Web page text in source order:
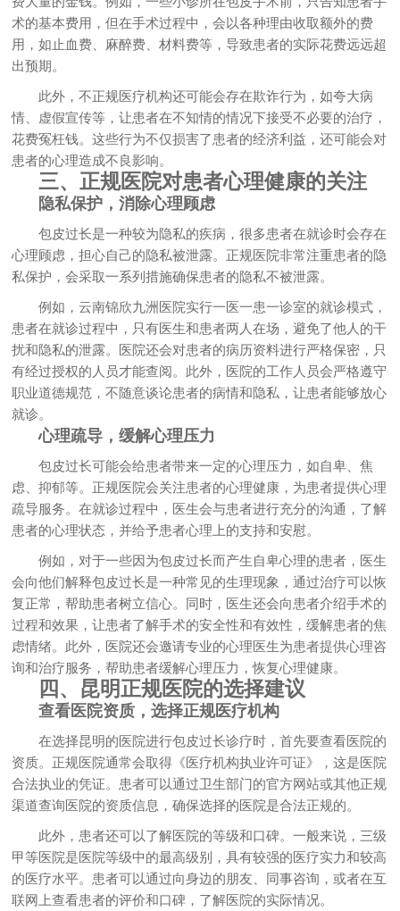
术的基本费用，但在手术过程中，会以各种理由收取额外的费
用，如止血费、麻醉费、材料费等，导致患者的实际花费远远超
出预期。
此外，不正规医疗机构还可能会存在欺诈行为，如夸大病
情、虚假宣传等，让患者在不知情的情况下接受不必要的治疗，
花费冤枉钱。这些行为不仅损害了患者的经济利益，还可能会对
患者的心理造成不良影响。
三、正规医院对患者心理健康的关注
隐私保护，消除心理顾虑
包皮过长是一种较为隐私的疾病，很多患者在就诊时会存在
心理顾虑，担心自己的隐私被泄露。正规医院非常注重患者的隐
私保护，会采取一系列措施确保患者的隐私不被泄露。
例如，云南锦欣九洲医院实行一医一患一诊室的就诊模式，
患者在就诊过程中，只有医生和患者两人在场，避免了他人的干
扰和隐私的泄露。医院还会对患者的病历资料进行严格保密，只
有经过授权的人员才能查阅。此外，医院的工作人员会严格遵守
职业道德规范，不随意谈论患者的病情和隐私，让患者能够放心
就诊。
心理疏导，缓解心理压力
包皮过长可能会给患者带来一定的心理压力，如自卑、焦
虑、抑郁等。正规医院会关注患者的心理健康，为患者提供心理
疏导服务。在就诊过程中，医生会与患者进行充分的沟通，了解
患者的心理状态，并给予患者心理上的支持和安慰。
例如，对于一些因为包皮过长而产生自卑心理的患者，医生
会向他们解释包皮过长是一种常见的生理现象，通过治疗可以恢
复正常，帮助患者树立信心。同时，医生还会向患者介绍手术的
过程和效果，让患者了解手术的安全性和有效性，缓解患者的焦
虑情绪。此外，医院还会邀请专业的心理医生为患者提供心理咨
询和治疗服务，帮助患者缓解心理压力，恢复心理健康。
四、昆明正规医院的选择建议
查看医院资质，选择正规医疗机构
在选择昆明的医院进行包皮过长诊疗时，首先要查看医院的
资质。正规医院通常会取得《医疗机构执业许可证》，这是医院
合法执业的凭证。患者可以通过卫生部门的官方网站或其他正规
渠道查询医院的资质信息，确保选择的医院是合法正规的。
此外，患者还可以了解医院的等级和口碑。一般来说，三级
甲等医院是医院等级中的最高级别，具有较强的医疗实力和较高
的医疗水平。患者可以通过向身边的朋友、同事咨询，或者在互
联网上查看患者的评价和口碑，了解医院的实际情况。